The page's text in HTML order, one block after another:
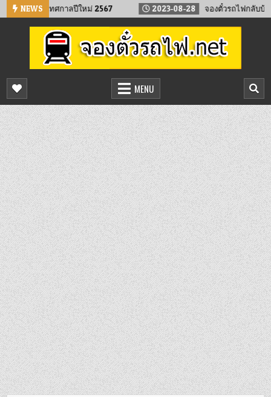
Skip
to
NEWS
หน้า เทศกาลปีใหม่ 2567 2023-08-28 จองตั๋วรถไฟกลับบ้าน ทำบุ
จองตั๋วรถไฟออนไลน์
จองตั๋วรถไฟล่วงหน้า จองได้ 24 ชั่วโมง
MENU